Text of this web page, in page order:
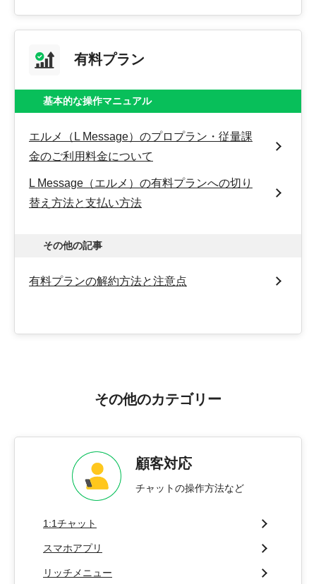
有料プラン
基本的な操作マニュアル
エルメ（L Message）のプロプラン・従量課
金のご利用料金について
L Message（エルメ）の有料プランへの切り
替え方法と支払い方法
その他の記事
有料プランの解約方法と注意点
その他のカテゴリー
顧客対応
チャットの操作方法など
1:1チャット
スマホアプリ
リッチメニュー